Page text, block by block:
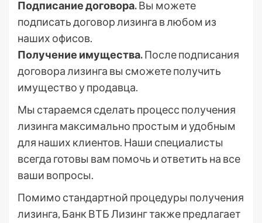
Подписание договора.Вы можете
подписать договор лизинга в любом из
наших офисов.
Получение имущества.После подписания
договора лизинга вы сможете получить
имущество у продавца.
Мы стараемся сделать процесс получения
лизинга максимально простым и удобным
для наших клиентов. Наши специалисты
всегда готовы вам помочь и ответить на все
ваши вопросы.
Помимо стандартной процедуры получения
лизинга, Банк ВТБ Лизинг также предлагает